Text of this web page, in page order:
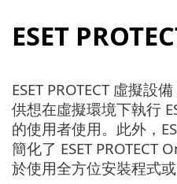
ESET
ESET PROTECT 虛擬設
供想在虛擬環境下執行
的使用者使用。此外，
簡化了 ESET PROTECT
於使用全方位安裝程式或